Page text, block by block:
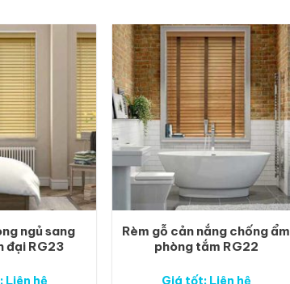
ngủ sang
đại RG23
Liên hệ
Rèm gỗ cản nắng chống ẩm
phòng tắm RG22
Giá tốt: Liên hệ